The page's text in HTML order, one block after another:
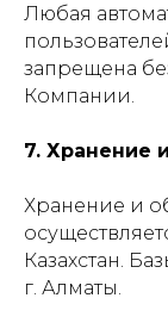
Любая
запрещена
Компании.
7. Хранение
Хранение и
Казахстан.
г. Алматы.